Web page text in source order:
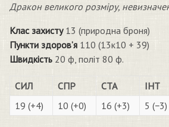
Дракон великого розміру,
Клас захисту13 (природна броня)
Пункти здоров’я 110 (13к10 + 39)
Швидкість 20 ф, політ 80 ф.
СИЛ СПР СТА ІНТ
19 (+4)
10 (+0) 16 (+3) 5 (−3)